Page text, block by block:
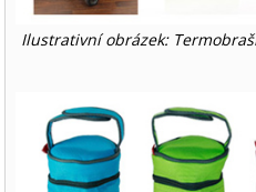
Ilustrativní obrázek: